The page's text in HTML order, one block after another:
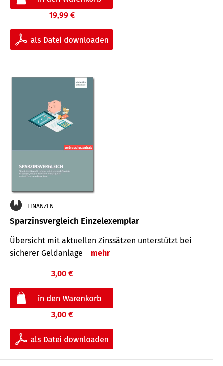
19,99 €
FINANZEN
Sparzinsvergleich Einzelexemplar
Übersicht mit aktuellen Zinssätzen unterstützt bei
sicherer Geldanlage
mehr
3,00 €
3,00 €